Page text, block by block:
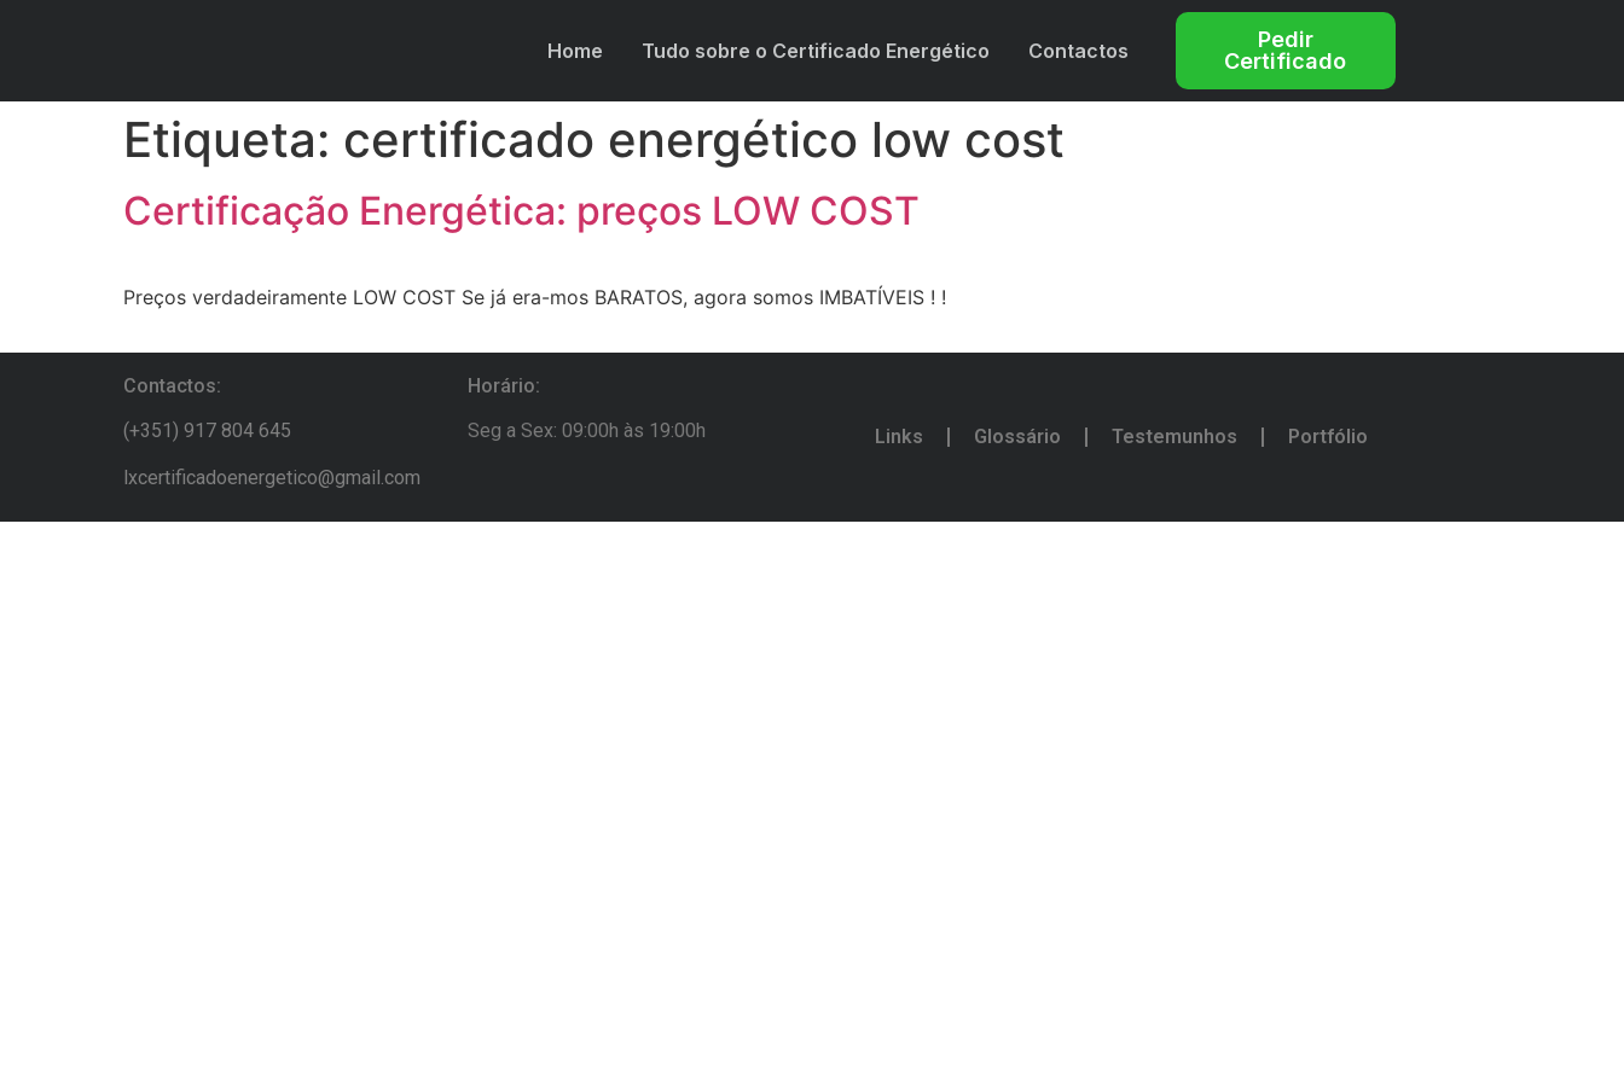
Home Tudo sobre o Certificado Energético Contactos
Pedir
Certificado
Etiqueta: certificado energético low cost
Certificação Energética: preços LOW COST
Preços verdadeiramente LOW COST Se já era-mos BARATOS, agora somos IMBATÍVEIS ! !
Contactos:
(+351) 917 804 645
lxcertificadoenergetico@gmail.com
Horário:
Seg a Sex: 09:00h às 19:00h
Links Glossário Testemunhos Portfólio